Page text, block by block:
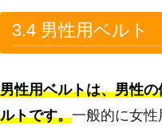
3.4 男性用ベルト
男性用ベルトは、男性
ルトです。一般的に女性